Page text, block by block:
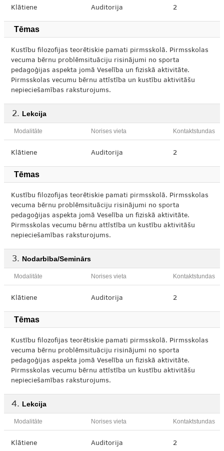
Klātiene Auditorija 2
Tēmas
Kustību filozofijas teorētiskie pamati pirmsskolā. Pirmsskolas
vecuma bērnu problēmsituāciju risinājumi no sporta
pedagoģijas aspekta jomā Veselība un fiziskā aktivitāte.
Pirmsskolas vecumu bērnu attīstība un kustību aktivitāšu
nepieciešamības raksturojums.
Lekcija
Modalitāte Norises vieta Kontaktstundas
Klātiene Auditorija 2
Tēmas
Kustību filozofijas teorētiskie pamati pirmsskolā. Pirmsskolas
vecuma bērnu problēmsituāciju risinājumi no sporta
pedagoģijas aspekta jomā Veselība un fiziskā aktivitāte.
Pirmsskolas vecumu bērnu attīstība un kustību aktivitāšu
nepieciešamības raksturojums.
Nodarbība/Seminārs
Modalitāte Norises vieta Kontaktstundas
Klātiene Auditorija 2
Tēmas
Kustību filozofijas teorētiskie pamati pirmsskolā. Pirmsskolas
vecuma bērnu problēmsituāciju risinājumi no sporta
pedagoģijas aspekta jomā Veselība un fiziskā aktivitāte.
Pirmsskolas vecumu bērnu attīstība un kustību aktivitāšu
nepieciešamības raksturojums.
Lekcija
Modalitāte Norises vieta Kontaktstundas
Klātiene Auditorija 2